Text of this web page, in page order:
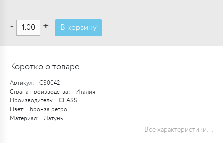
- + В корзину
Коротко о товаре
Артикул:
CS0042
Страна производства:
Италия
Производитель:
CLASS
Цвет:
Бронза ретро
Материал:
Латунь
Все характеристики...